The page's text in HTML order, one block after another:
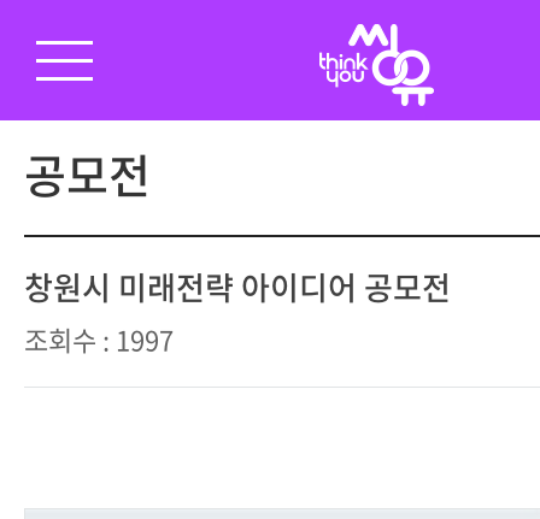
공모전
창원시 미래전략 아이디어 공모전
조회수 : 1997